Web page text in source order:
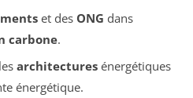
et des ONG dans
carbone.
architecturesénergétiques
énergétique.